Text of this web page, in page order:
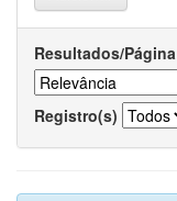
Resultados/Página
Registro(s)